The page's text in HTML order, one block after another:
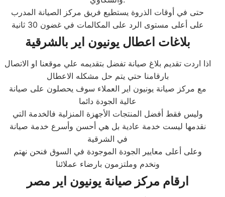
حتى في أوقات الذروة يستطيع فريق مركز الصيانة المدرب
على أعلى مستوى الرد على المكالمات في غضون 30 ثانية
بلاغات اعطال يونيون اير بالشرقية
اذا اردت تقديم بلاغ صيانة تفضل بتقديمه علي موقعنا او الاتصال
بارقامنا حتي يتم حل مشكله الاعطال
مع مركز صيانة يونيون اير العملاء سوف يحصلون على صيانة
عالية الجودة دائما
وليس فقط أفضل المنتجات الأجهزة المنزلية فالخدمة التي
نقدمها ليست خدمة عادية بل هي أحسن وأسرع خدمة صيانة
في الشرقية
وعلى أعلى معايير الجودة الموجودة في السوق فنحن نهتم
ونخدم وملتزمون بارضاء عملائنا
ارقام مركز صيانة يونيون اير مصر